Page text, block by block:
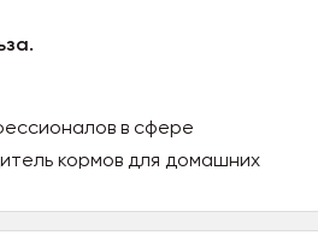
в сфере
кормов для домашних